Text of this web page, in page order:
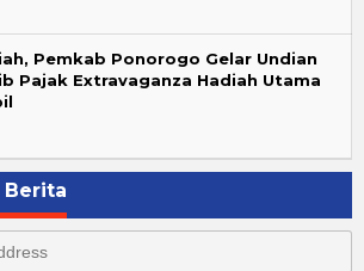
Pemkab Ponorogo Gelar Undian
Pajak Extravaganza Hadiah Utama
Berita